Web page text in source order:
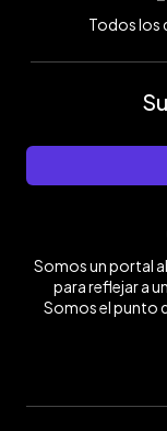
Todos los
Somos un portal
para reflejar a
Somos el punto